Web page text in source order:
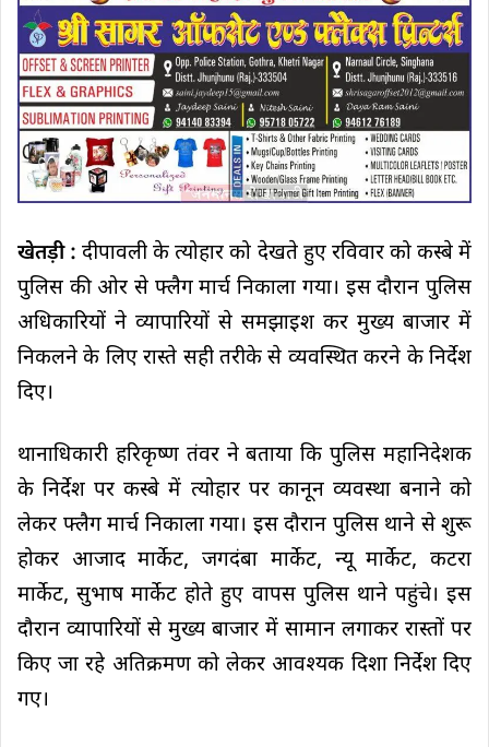
खेतड़ी : दीपावली के त्योहार को देखते हुए रविवार को कस्बे में
पुलिस की ओर से फ्लैग मार्च निकाला गया। इस दौरान पुलिस
अधिकारियों ने व्यापारियों से समझाइश कर मुख्य बाजार में
निकलने के लिए रास्ते सही तरीके से व्यवस्थित करने के निर्देश
दिए।
थानाधिकारी हरिकृष्ण तंवर ने बताया कि पुलिस महानिदेशक
के निर्देश पर कस्बे में त्योहार पर कानून व्यवस्था बनाने को
लेकर फ्लैग मार्च निकाला गया। इस दौरान पुलिस थाने से शुरू
होकर आजाद मार्केट, जगदंबा मार्केट, न्यू मार्केट, कटरा
मार्केट, सुभाष मार्केट होते हुए वापस पुलिस थाने पहुंचे। इस
दौरान व्यापारियों से मुख्य बाजार में सामान लगाकर रास्तों पर
किए जा रहे अतिक्रमण को लेकर आवश्यक दिशा निर्देश दिए
गए।